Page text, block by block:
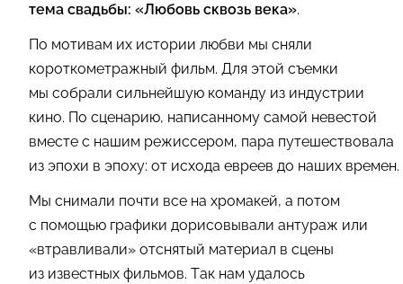
тема свадьбы: «Любовь сквозь века».
По мотивам их истории любви мы сняли
короткометражный фильм. Для этой съемки
мы собрали сильнейшую команду из индустрии
кино. По сценарию, написанному самой невестой
вместе с нашим режиссером, пара путешествовала
из эпохи в эпоху: от исхода евреев до наших времен.
Мы снимали почти все на хромакей, а потом
с помощью графики дорисовывали антураж или
«втравливали» отснятый материал в сцены
из известных фильмов. Так нам удалось